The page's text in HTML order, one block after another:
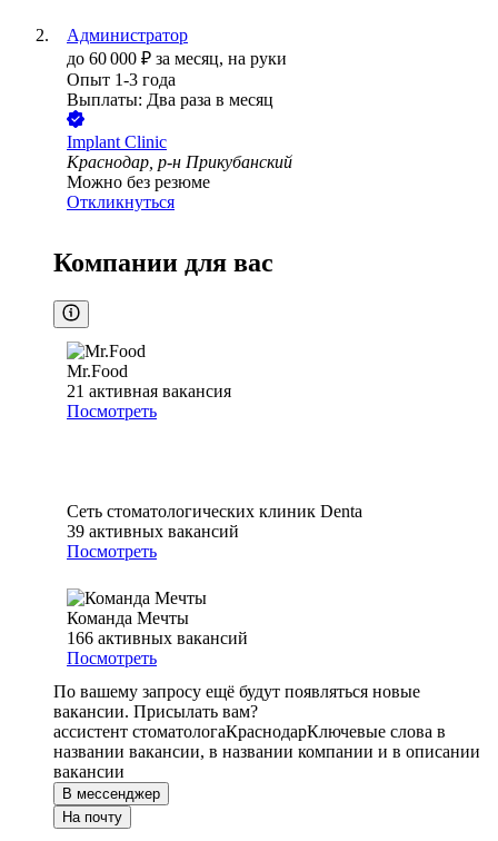
Администратор
до 60 000 ₽ за месяц, на руки
Опыт 1-3 года
Выплаты: Два раза в месяц
Implant Clinic
Краснодар, р-н Прикубанский
Можно без резюме
Откликнуться
Компании для вас
Mr.Food
21 активная вакансия
Посмотреть
Сеть стоматологических клиник Denta
39 активных вакансий
Посмотреть
Команда Мечты
166 активных вакансий
Посмотреть
По вашему запросу ещё будут появляться новые
вакансии. Присылать вам?
ассистент стоматологаКраснодарКлючевые слова в
названии вакансии, в названии компании и в описании
вакансии
В мессенджер
На почту